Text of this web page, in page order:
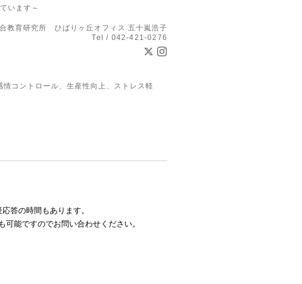
います～
教育研究所 ひばりヶ丘オフィス 五十嵐浩子
Tel / 042-421-0276
コントロール、生産性向上、ストレス軽
答の時間もあります。
能ですのでお問い合わせください。